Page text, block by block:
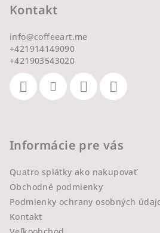
Kontakt
info@coffeeart.me
+421914149090
+421903543020
Informácie pre vás
Quatro splátky ako nakupovať
Obchodné podmienky
Podmienky ochrany osobných
Kontakt